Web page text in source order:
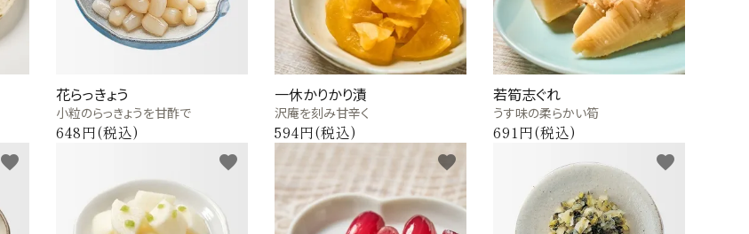
花らっきょう
小粒のらっきょうを甘酢で
648円(税込)
一休かりかり漬
沢庵を刻み甘辛く
594円(税込)
若筍志ぐれ
うす味の柔らかい筍
691円(税込)
favorite favorite favorite favorite